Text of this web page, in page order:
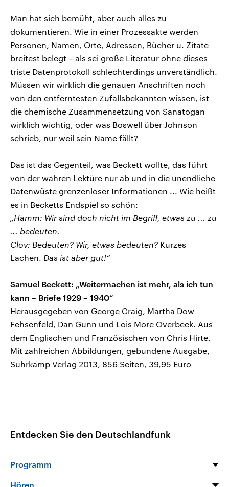
Man hat sich bemüht, aber auch alles zu
dokumentieren. Wie in einer Prozessakte werden
Personen, Namen, Orte, Adressen, Bücher u. Zitate
breitest belegt – als sei große Literatur ohne dieses
triste Datenprotokoll schlechterdings unverständlich.
Müssen wir wirklich die genauen Anschriften noch
von den entferntesten Zufallsbekannten wissen, ist
die chemische Zusammensetzung von Sanatogan
wirklich wichtig, oder was Boswell über Johnson
schrieb, nur weil sein Name fällt?
Das ist das Gegenteil, was Beckett wollte, das führt
von der wahren Lektüre nur ab und in die unendliche
Datenwüste grenzenloser Informationen ... Wie heißt
es in Becketts Endspiel so schön:
„Hamm: Wir sind doch nicht im Begriff, etwas zu ... zu
... bedeuten.
Clov: Bedeuten? Wir, etwas bedeuten? Kurzes
Lachen. Das ist aber gut!“
Samuel Beckett: „Weitermachen ist mehr, als ich tun
kann – Briefe 1929 – 1940“
Herausgegeben von George Craig, Martha Dow
Fehsenfeld, Dan Gunn und Lois More Overbeck. Aus
dem Englischen und Französischen von Chris Hirte.
Mit zahlreichen Abbildungen, gebundene Ausgabe,
Suhrkamp Verlag 2013, 856 Seiten, 39,95 Euro
Entdecken Sie den Deutschlandfunk
Programm
Hören